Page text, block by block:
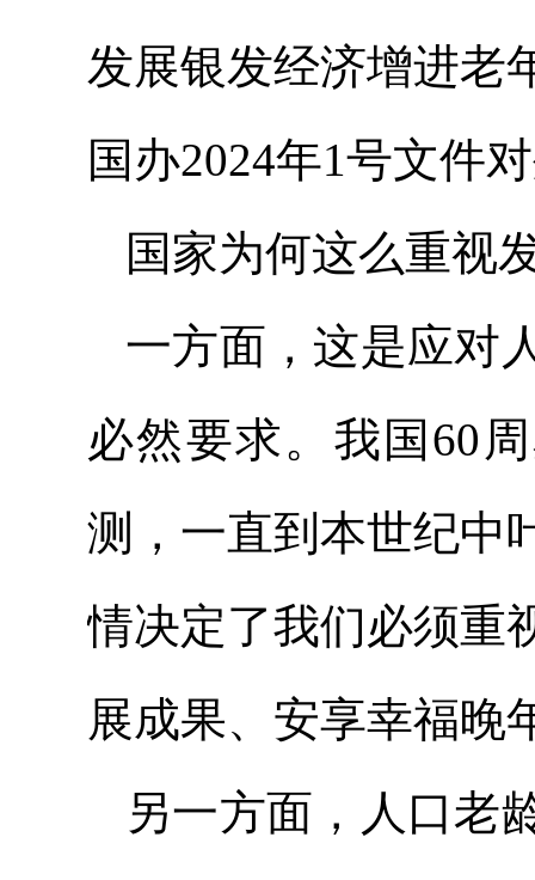
发展银发经济增进老
国办2024年1号文件
国家为何这么重视
一方面，这是应对
必然要求。我国60
测，一直到本世纪中
情决定了我们必须重
展成果、安享幸福晚
另一方面，人口老